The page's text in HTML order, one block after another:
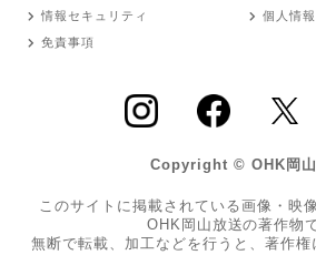
情報セキュリティ
個人情
免責事項
Copyright © OHK岡山
このサイトに掲載されている画像・映
OHK岡山放送の著作物
無断で転載、加工などを行うと、著作権